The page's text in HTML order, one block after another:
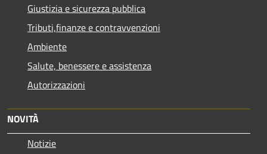
Giustizia e sicurezza pubblica
Tributi,finanze e contravvenzioni
Ambiente
Salute, benessere e assistenza
Autorizzazioni
NOVITÀ
Notizie